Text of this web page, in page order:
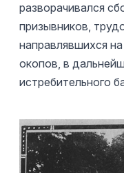
разворачивался
призывников,
направлявшихся
окопов, в
истребительного